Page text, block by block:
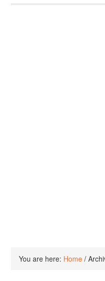
You are here: Home /